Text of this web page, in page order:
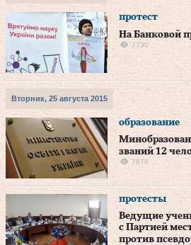
протест
На Банковой
7730
Вторник, 25 августа 2015
образование
званий 12
7876
протесты
Ведущие
с Партией
против